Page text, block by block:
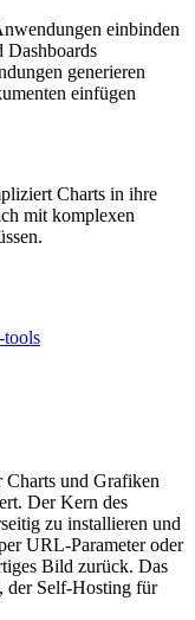
einbinden
Dashboards
generieren
einfügen
Charts in ihre
mit komplexen
tools
Charts und Grafiken
Der Kern des
zu installieren und
URL-Parameter oder
Bild zurück. Das
der Self-Hosting für